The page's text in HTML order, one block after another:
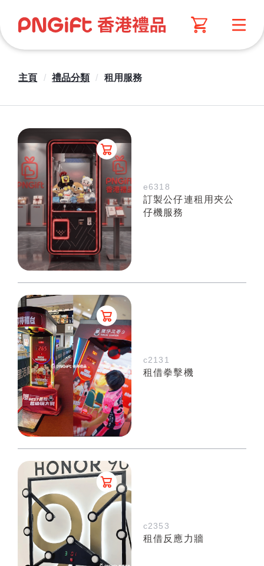
主頁 / 禮品分類 / 租用服務
e6318
訂製公仔連租用夾公
仔機服務
c2131
租借拳擊機
c2353
租借反應力牆